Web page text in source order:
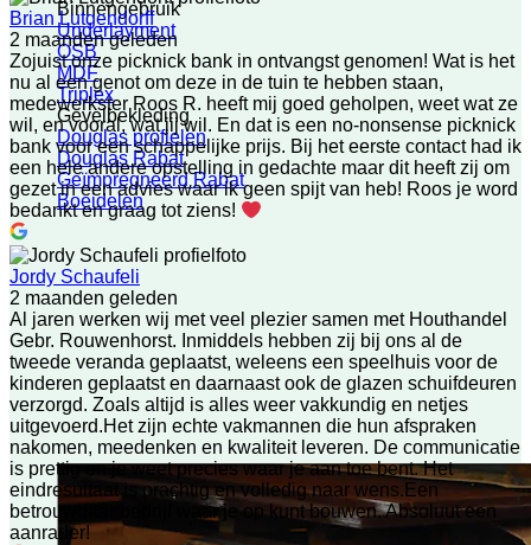
Binnengebruik
Underlayment
OSB
MDF
Triplex
Gevelbekleding
Douglas profielen
Douglas Rabat
Geïmpregneerd Rabat
Boeidelen
Brian Lutgendorff
2 maanden geleden
Zojuist onze picknick bank in ontvangst genomen! Wat is het
nu al een genot om deze in de tuin te hebben staan,
medewerkster Roos R. heeft mij goed geholpen, weet wat ze
wil, en vooral, wat jij wil. En dat is een no-nonsense picknick
bank voor een schappelijke prijs. Bij het eerste contact had ik
een hele andere opstelling in gedachte maar dit heeft zij om
gezet in een advies waar ik geen spijt van heb! Roos je word
bedankt en graag tot ziens!
Jordy Schaufeli
2 maanden geleden
Al jaren werken wij met veel plezier samen met Houthandel
Gebr. Rouwenhorst. Inmiddels hebben zij bij ons al de
tweede veranda geplaatst, weleens een speelhuis voor de
kinderen geplaatst en daarnaast ook de glazen schuifdeuren
verzorgd. Zoals altijd is alles weer vakkundig en netjes
uitgevoerd.Het zijn echte vakmannen die hun afspraken
nakomen, meedenken en kwaliteit leveren. De communicatie
is prettig en je weet precies waar je aan toe bent. Het
eindresultaat is prachtig en volledig naar wens.Een
betrouwbaar bedrijf waar je op kunt bouwen. Absoluut een
aanrader!